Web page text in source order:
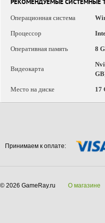
РЕКОМЕНДУЕМЫЕ СИСТЕМНЫЕ
Операционная система
Процессор
Оперативная память 8
Видеокарта
Место на диске 17
Принимаем к оплате:
© 2026 GameRay.ru О магазине